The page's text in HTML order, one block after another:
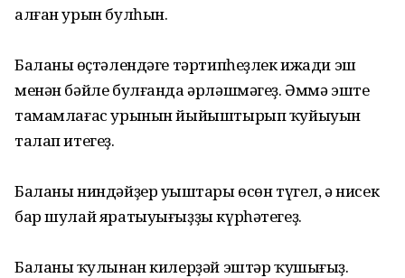
алған урын булһын.
Баланың өҫтәлендәге тәртипһеҙлек ижади эш
менән бәйле булғанда әрләшмәгеҙ. Әммә эште
тамамлағас урынын йыйыштырып ҡуйыуын
талап итегеҙ.
Баланы ниндәйҙер уңыштары өсөн түгел, ә нисек
бар шулай яратыуығыҙҙы күрһәтегеҙ.
Баланың ҡулынан килерҙәй эштәр ҡушығыҙ.